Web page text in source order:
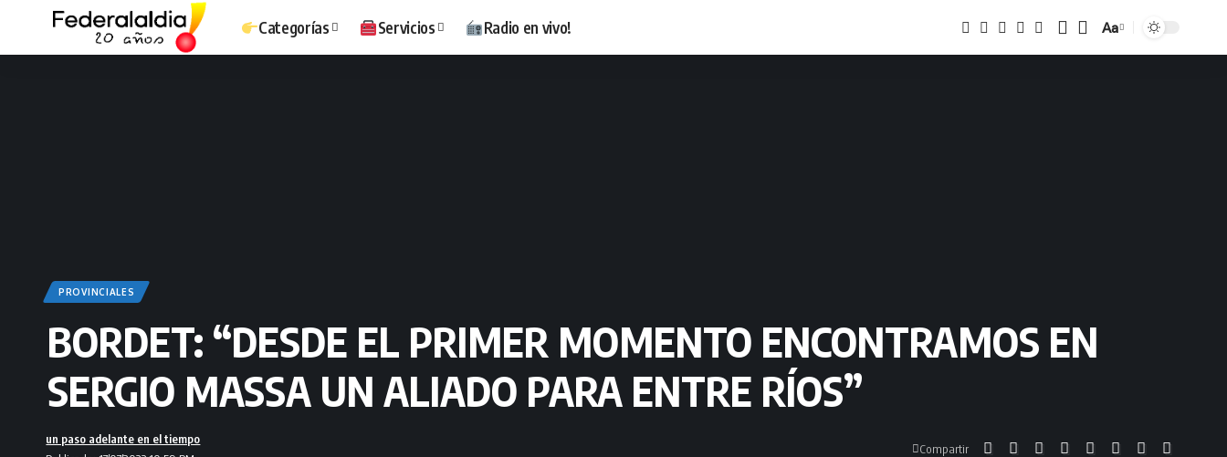
Categorías Servicios Radio en vivo!
Tamaño
Aa
PROVINCIALES
BORDET: “DESDE EL PRIMER MOMENTO ENCONTRAMOS EN
SERGIO MASSA UN ALIADO PARA ENTRE RÍOS”
un paso adelante en el tiempo
Compartir